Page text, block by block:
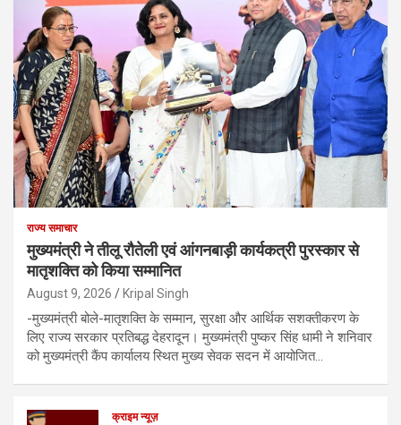
राज्य समाचार
मुख्यमंत्री ने तीलू रौतेली एवं आंगनबाड़ी कार्यकत्री पुरस्कार से
मातृशक्ति को किया सम्मानित
August 9, 2026 Kripal Singh
-मुख्यमंत्री बोले-मातृशक्ति के सम्मान, सुरक्षा और आर्थिक सशक्तीकरण के
लिए राज्य सरकार प्रतिबद्ध देहरादून। मुख्यमंत्री पुष्कर सिंह धामी ने शनिवार
को मुख्यमंत्री कैंप कार्यालय स्थित मुख्य सेवक सदन में आयोजित…
क्राइम न्यूज़